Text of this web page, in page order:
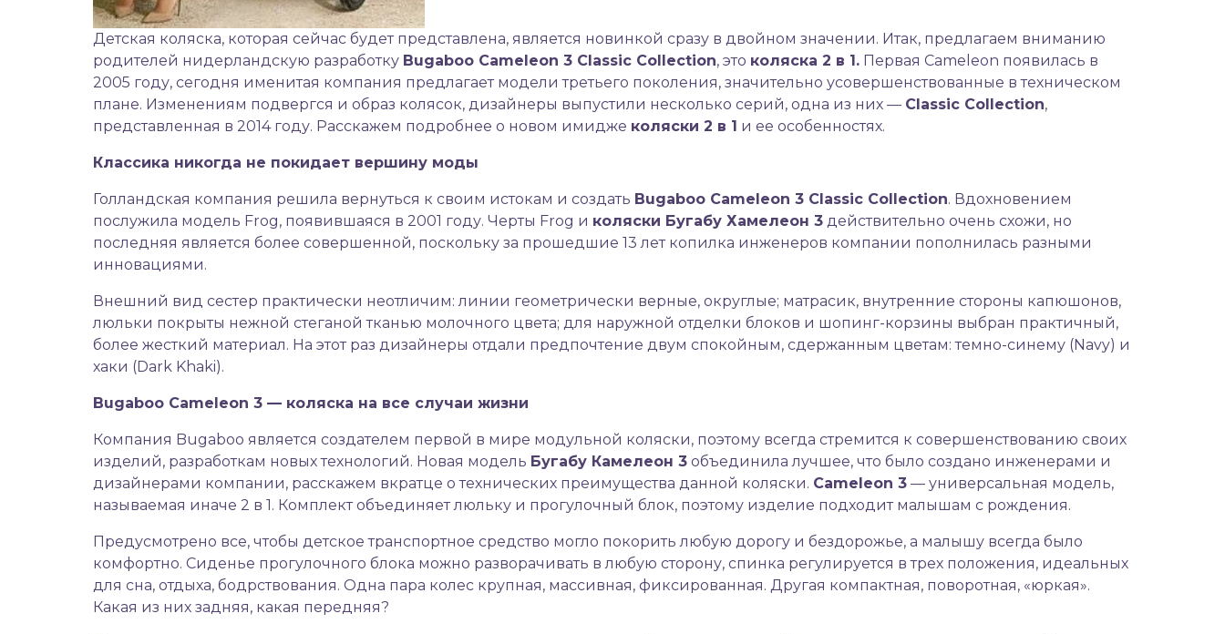
Детская коляска, которая сейчас будет представлена, является новинкой сразу в двойном значении. Итак, предлагаем вниманию
родителей нидерландскую разработку Bugaboo Cameleon 3 Classic Collection, это коляска 2 в 1. Первая Cameleon появилась в
2005 году, сегодня именитая компания предлагает модели третьего поколения, значительно усовершенствованные в техническом
плане. Изменениям подвергся и образ колясок, дизайнеры выпустили несколько серий, одна из них — Classic Collection,
представленная в 2014 году. Расскажем подробнее о новом имидже коляски 2 в 1 и ее особенностях.
Классика никогда не покидает вершину моды
Голландская компания решила вернуться к своим истокам и создать Bugaboo Cameleon 3 Classic Collection. Вдохновением
послужила модель Frog, появившаяся в 2001 году. Черты Frog и коляски Бугабу Хамелеон 3 действительно очень схожи, но
последняя является более совершенной, поскольку за прошедшие 13 лет копилка инженеров компании пополнилась разными
инновациями.
Внешний вид сестер практически неотличим: линии геометрически верные, округлые; матрасик, внутренние стороны капюшонов,
люльки покрыты нежной стеганой тканью молочного цвета; для наружной отделки блоков и шопинг-корзины выбран практичный,
более жесткий материал. На этот раз дизайнеры отдали предпочтение двум спокойным, сдержанным цветам: темно-синему (Navy) и
хаки (Dark Khaki).
Bugaboo Cameleon 3 — коляска на все случаи жизни
Компания Bugaboo является создателем первой в мире модульной коляски, поэтому всегда стремится к совершенствованию своих
изделий, разработкам новых технологий. Новая модель Бугабу Камелеон 3 объединила лучшее, что было создано инженерами и
дизайнерами компании, расскажем вкратце о технических преимущества данной коляски. Cameleon 3 — универсальная модель,
называемая иначе 2 в 1. Комплект объединяет люльку и прогулочный блок, поэтому изделие подходит малышам с рождения.
Предусмотрено все, чтобы детское транспортное средство могло покорить любую дорогу и бездорожье, а малышу всегда было
комфортно. Сиденье прогулочного блока можно разворачивать в любую сторону, спинка регулируется в трех положения, идеальных
для сна, отдыха, бодрствования. Одна пара колес крупная, массивная, фиксированная. Другая компактная, поворотная, «юркая».
Какая из них задняя, какая передняя?